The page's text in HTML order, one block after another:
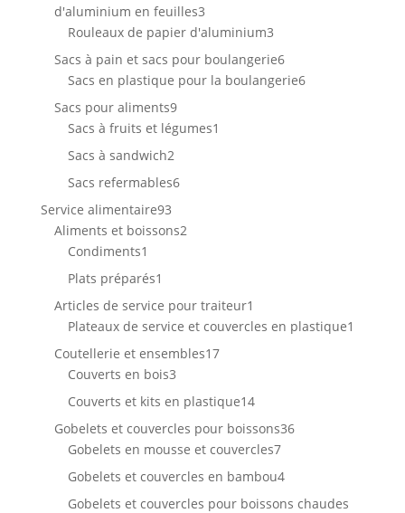
d'aluminium en feuilles33
produits
Rouleaux de papier d'aluminium33
produits
Sacs à pain et sacs pour boulangerie66
produits
Sacs en plastique pour la boulangerie66
Sacs pour aliments99
produits
Sacs à fruits et légumes1
Sacs à sandwich22
produits
Sacs refermables66
Service alimentaire9393
produits
Aliments et boissons22
Condiments1
produit
Plats préparés1
produit
Articles de service pour traiteur1
produit
Plateaux de service et couvercles en plastique1
Coutellerie et ensembles1717
Couverts en bois33
produits
Couverts et kits en plastique1414
produits
Gobelets et couvercles pour boissons3636
Gobelets en mousse et couvercles77
produits
Gobelets et couvercles en bambou44
produits
Gobelets et couvercles pour boissons chaudes